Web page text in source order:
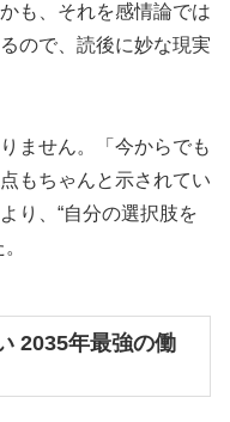
も、それを感情論では
ので、読後に妙な現実
ません。「今からでも
もちゃんと示されてい
り、“自分の選択肢を
2035年最強の働